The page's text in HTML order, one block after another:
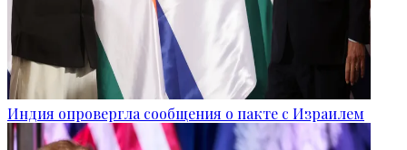
Индия опровергла сообщения о пакте с Израилем